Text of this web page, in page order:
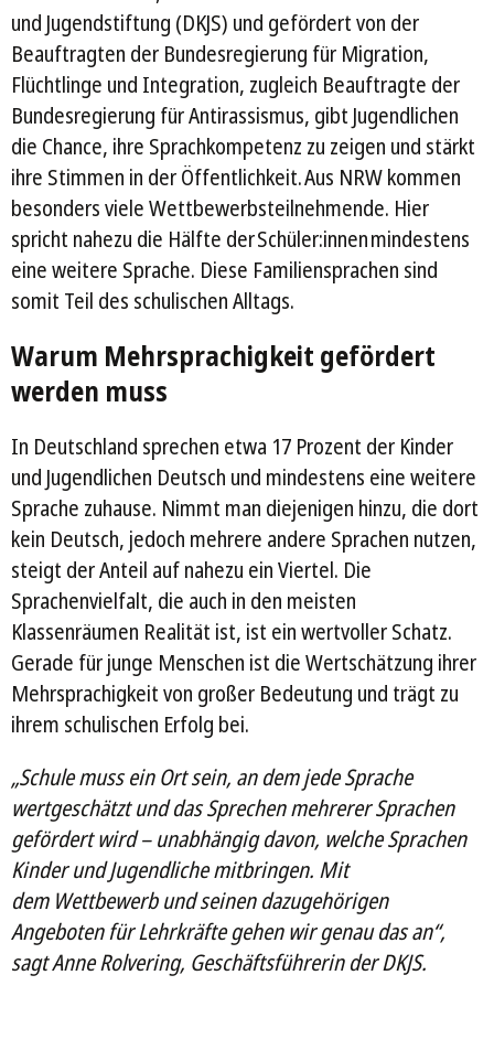
und Jugendstiftung (DKJS) und gefördert von der
Beauftragten der Bundesregierung für Migration,
Flüchtlinge und Integration, zugleich Beauftragte der
Bundesregierung für Antirassismus, gibt Jugendlichen
die Chance, ihre Sprachkompetenz zu zeigen und stärkt
ihre Stimmen in der Öffentlichkeit. Aus NRW kommen
besonders viele Wettbewerbsteilnehmende. Hier
spricht nahezu die Hälfte der Schüler:innen mindestens
eine weitere Sprache. Diese Familiensprachen sind
somit Teil des schulischen Alltags.
Warum Mehrsprachigkeit gefördert
werden muss
In Deutschland sprechen etwa 17 Prozent der Kinder
und Jugendlichen Deutsch und mindestens eine weitere
Sprache zuhause. Nimmt man diejenigen hinzu, die dort
kein Deutsch, jedoch mehrere andere Sprachen nutzen,
steigt der Anteil auf nahezu ein Viertel. Die
Sprachenvielfalt, die auch in den meisten
Klassenräumen Realität ist, ist ein wertvoller Schatz.
Gerade für junge Menschen ist die Wertschätzung ihrer
Mehrsprachigkeit von großer Bedeutung und trägt zu
ihrem schulischen Erfolg bei.
„Schule muss ein Ort sein, an dem jede Sprache
wertgeschätzt und das Sprechen mehrerer Sprachen
gefördert wird – unabhängig davon, welche Sprachen
Kinder und Jugendliche mitbringen. Mit
dem Wettbewerb und seinen dazugehörigen
Angeboten für Lehrkräfte gehen wir genau das an“,
sagt Anne Rolvering, Geschäftsführerin der DKJS.